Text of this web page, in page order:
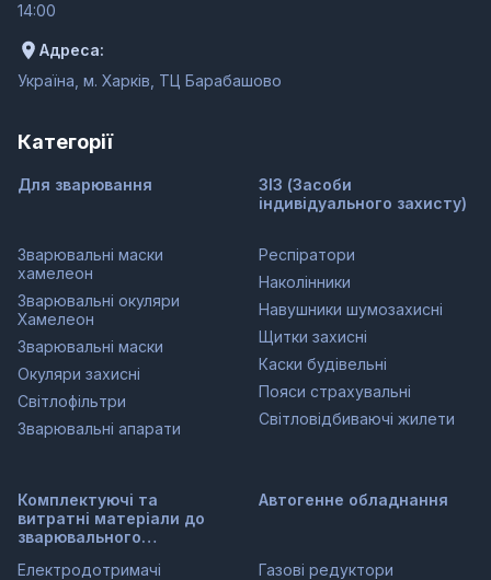
14:00
Адреса:
Україна, м. Харків, ТЦ Барабашово
Категорії
Для зварювання
Зварювальні маски
хамелеон
Зварювальні окуляри
Хамелеон
Зварювальні маски
Окуляри захисні
Світлофільтри
Зварювальні апарати
ЗІЗ (Засоби
індивідуального захисту)
Респіратори
Наколінники
Навушники шумозахисні
Щитки захисні
Каски будівельні
Пояси страхувальні
Світловідбиваючі жилети
Комплектуючі та
витратні матеріали до
зварювального
Електродотримачі
Автогенне обладнання
Газові редуктори